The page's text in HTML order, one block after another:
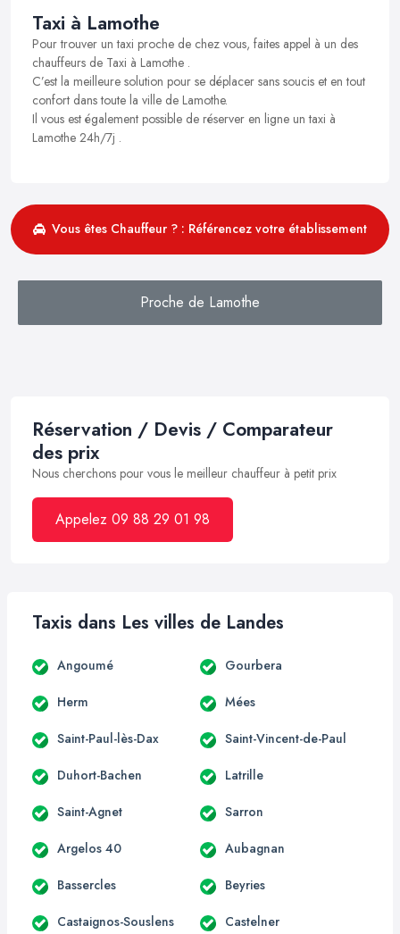
Taxi à Lamothe
Pour trouver un taxi proche de chez vous, faites appel à un des
chauffeurs de Taxi à Lamothe .
C’est la meilleure solution pour se déplacer sans soucis et en tout
confort dans toute la ville de Lamothe.
Il vous est également possible de réserver en ligne un taxi à
Lamothe 24h/7j .
Vous êtes Chauffeur ? : Référencez votre établissement
Proche de Lamothe
Réservation / Devis / Comparateur
des prix
Nous cherchons pour vous le meilleur chauffeur à petit prix
Appelez 09 88 29 01 98
Taxis dans Les villes de Landes
Angoumé Gourbera
Herm Mées
Saint-Paul-lès-Dax Saint-Vincent-de-Paul
Duhort-Bachen Latrille
Saint-Agnet Sarron
Argelos 40 Aubagnan
Bassercles Beyries
Castaignos-Souslens Castelner